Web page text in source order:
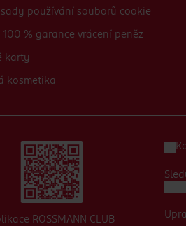
používání souborů cookie
100 % garance vrácení peněz
karty
kosmetika
ROSSMANN CLUB